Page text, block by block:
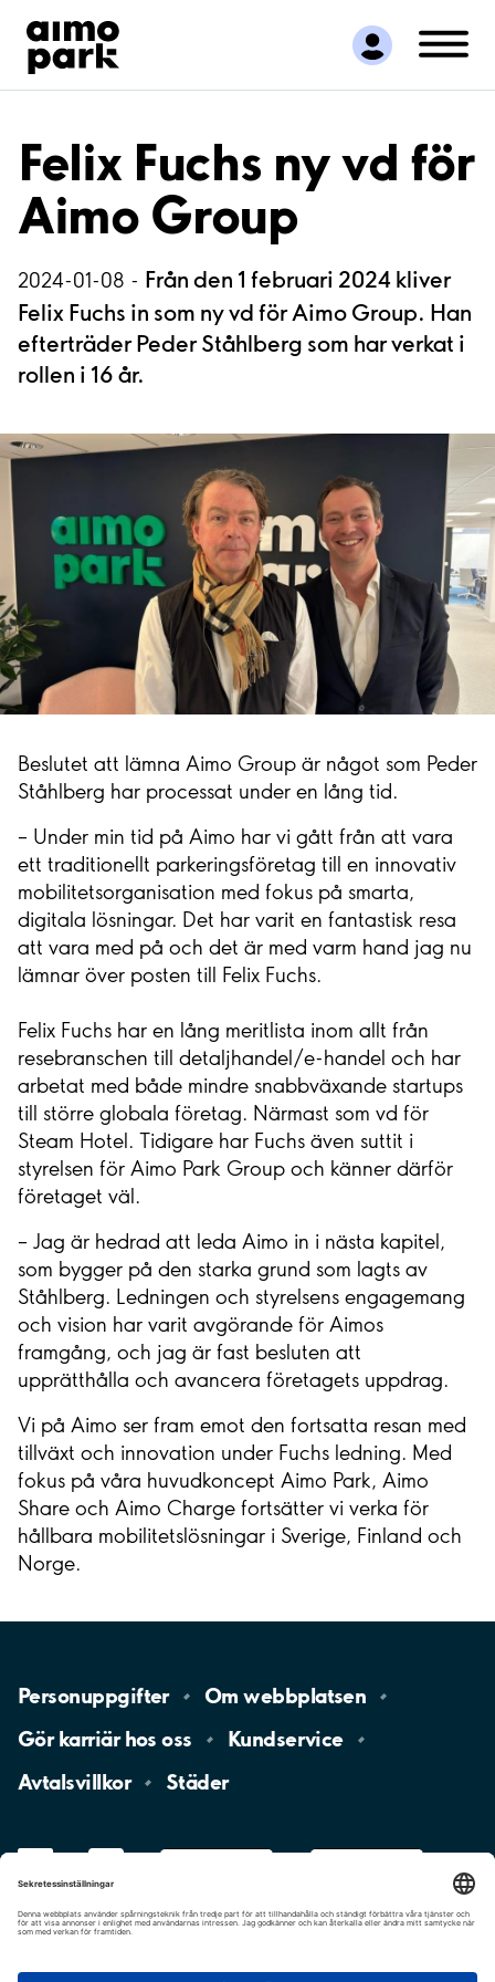
Hitta parkering
Samarbete
Kundservice
Felix Fuchs ny vd för
Aimo Group
2024-01-08 - Från den 1 februari 2024 kliver
Felix Fuchs in som ny vd för Aimo Group. Han
efterträder Peder Ståhlberg som har verkat i
rollen i 16 år.
Beslutet att lämna Aimo Group är något som Peder
Ståhlberg har processat under en lång tid.
– Under min tid på Aimo har vi gått från att vara
ett traditionellt parkeringsföretag till en innovativ
mobilitetsorganisation med fokus på smarta,
digitala lösningar. Det har varit en fantastisk resa
att vara med på och det är med varm hand jag nu
lämnar över posten till Felix Fuchs.
Felix Fuchs har en lång meritlista inom allt från
resebranschen till detaljhandel/e-handel och har
arbetat med både mindre snabbväxande startups
till större globala företag. Närmast som vd för
Steam Hotel. Tidigare har Fuchs även suttit i
styrelsen för Aimo Park Group och känner därför
företaget väl.
– Jag är hedrad att leda Aimo in i nästa kapitel,
som bygger på den starka grund som lagts av
Ståhlberg. Ledningen och styrelsens engagemang
och vision har varit avgörande för Aimos
framgång, och jag är fast besluten att
upprätthålla och avancera företagets uppdrag.
Vi på Aimo ser fram emot den fortsatta resan med
tillväxt och innovation under Fuchs ledning. Med
fokus på våra huvudkoncept Aimo Park, Aimo
Share och Aimo Charge fortsätter vi verka för
hållbara mobilitetslösningar i Sverige, Finland och
Norge.
Personuppgifter Omwebbplatsen
Gör karriär hososs
Kundservice
Avtalsvillkor
Städer